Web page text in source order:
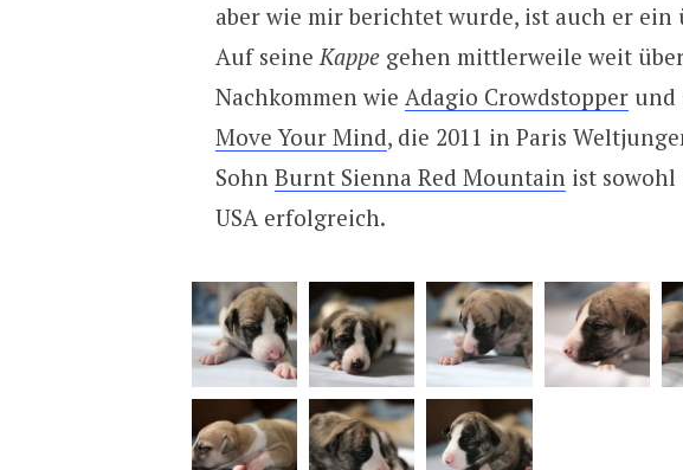
aber wie mir berichtet wurde, ist auch er
Auf seineKappegehen mittlerweile weit
Nachkommen wie Adagio Crowdstopperund
Move Your Mind, die 2011 in Paris
Sohn Burnt Sienna Red Mountainist sowohl
USA erfolgreich.